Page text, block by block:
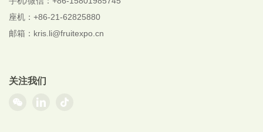
座机：+86-21-62825880
邮箱：kris.li@fruitexpo.cn
关注我们